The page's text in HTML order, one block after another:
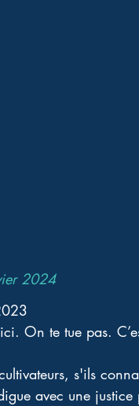
2024
On te tue pas.
s'ils
avec une